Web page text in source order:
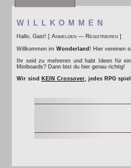
WILLKOMMEN
Hallo, Gast! [ Anmelden — Registrieren ]
Willkommen im Wonderland ! Hier vereinen
Ihr seid zu mehreren und habt Ideen für
Miniboards? Dann bist du hier genau richtig!
Wir sind
KEIN Crossover, jedes RPG